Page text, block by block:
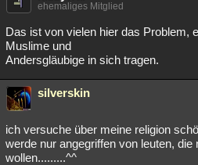
ehemaliges Mitglied
Das ist von vielen hier das Problem,
Muslime und
Andersgläubige in sich tragen.
silverskin
ich versuche über meine religion
werde nur angegriffen von leuten, die
wollen.........^^